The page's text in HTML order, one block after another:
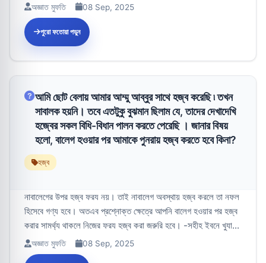
অজ্ঞাত মুফতি 08 Sep, 2025
পুরো ফতোয়া পড়ুন
আমি ছোট বেলায় আমার আম্মু আব্বুর সাথে হজ্ব করেছি ৷ তখন
সাবালক হয়নি। তবে এতটুকু বুঝমান ছিলাম যে, তাদের দেখাদেখি
হজ্বের সকল বিধি-বিধান পালন করতে পেরেছি । জানার বিষয়
হলো, বালেগ হওয়ার পর আমাকে পুনরায় হজ্ব করতে হবে কিনা?
হজ্ব
নাবালেগের উপর হজ্ব ফরয নয়। তাই নাবালেগ অবস্থায় হজ্ব করলে তা নফল
হিসেবে গণ্য হবে। অতএব প্রশ্নোক্ত ক্ষেত্রে আপনি বালেগ হওয়ার পর হজ্ব
করার সামর্থ্য থাকলে নিজের ফরয হজ্ব করা জরুরি হবে। -সহীহ ইবনে খুযা...
অজ্ঞাত মুফতি 08 Sep, 2025